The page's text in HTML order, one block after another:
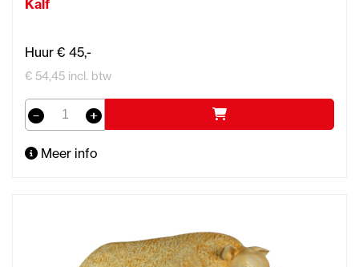
Kalf
Huur € 45,-
€ 54,45 incl. btw
Meer info